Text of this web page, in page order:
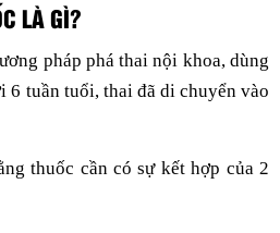
LÀ GÌ?
pháp phá thai nội khoa, dùng
6 tuần tuổi, thai đã di chuyển vào
thuốc cần có sự kết hợp của 2